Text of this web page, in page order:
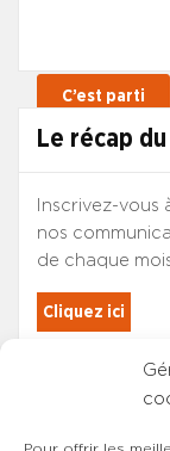
Le récap du
Inscrivez-
nos
de chaque
Cliquez ici
Les adhérents
sont